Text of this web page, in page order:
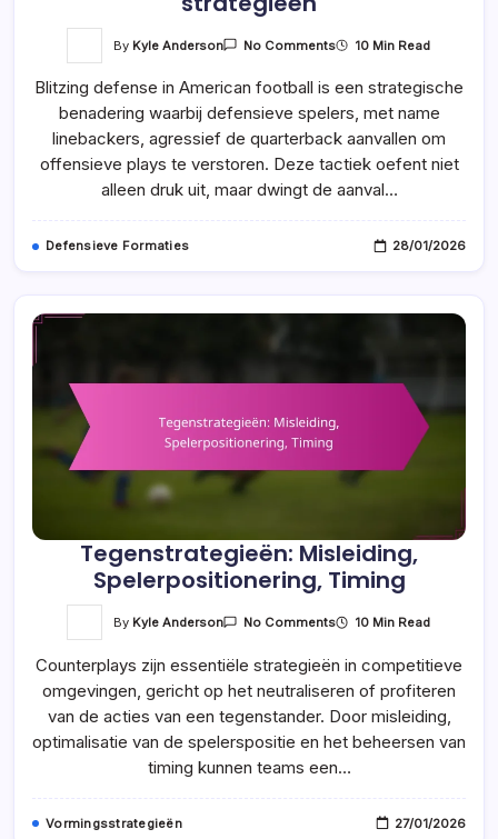
By Kyle Anderson No CommentsOn
Druk
Linebacker
Rollen,
Timing
Strategieën
10 Min Read
Blitzing defense in American football is een strategische
benadering waarbij defensieve spelers, met name
linebackers, agressief de quarterback aanvallen om
offensieve plays te verstoren. Deze tactiek oefent niet
alleen druk uit, maar dwingt de aanval…
Defensieve Formaties 28/01/2026
Tegenstrategieën: Misleiding,
Spelerpositionering, Timing
By Kyle Anderson No CommentsOn
Spelerpositionering,
10 Min Read
Counterplays zijn essentiële strategieën in competitieve
omgevingen, gericht op het neutraliseren of profiteren
van de acties van een tegenstander. Door misleiding,
optimalisatie van de spelerspositie en het beheersen van
timing kunnen teams een…
Vormingsstrategieën 27/01/2026